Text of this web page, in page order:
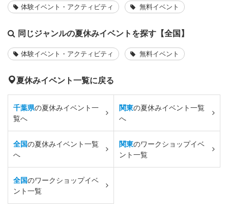
体験イベント・アクティビティ 無料イベント
同じジャンルの夏休みイベントを探す【全国】
体験イベント・アクティビティ 無料イベント
夏休みイベント一覧に戻る
千葉県の夏休みイベント一
覧へ
関東の夏休みイベント一覧
へ
全国の夏休みイベント一覧
へ
関東のワークショップイベ
ント一覧
全国のワークショップイベ
ント一覧